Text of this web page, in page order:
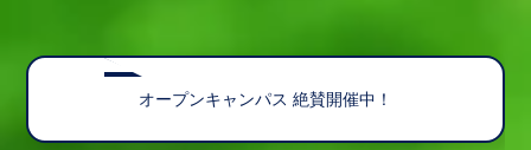
6月1日（月）からAO入試エントリースタート！
オープンキャンパス 絶賛開催中！
第2期生の就職内定が続々と決定！
「高校サッカードットコム」に
まずは無料で資料請求！
プロへの夢、諦めない。
好きを仕事に、夢を叶える。
多彩なスキルで選手を支える。